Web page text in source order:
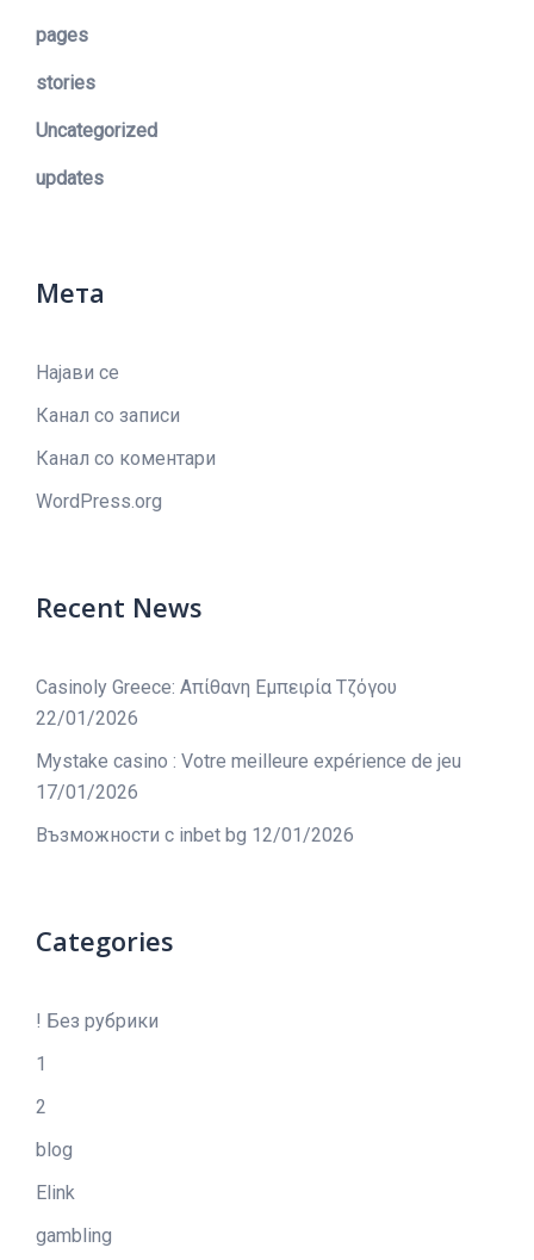
pages
stories
Uncategorized
updates
Мета
Најави се
Канал со записи
Канал со коментари
WordPress.org
Recent News
Casinoly Greece: Απίθανη Εμπειρία Τζόγου
22/01/2026
Mystake casino : Votre meilleure expérience de jeu
17/01/2026
Възможности с inbet bg 12/01/2026
Categories
! Без рубрики
1
2
blog
Elink
gambling